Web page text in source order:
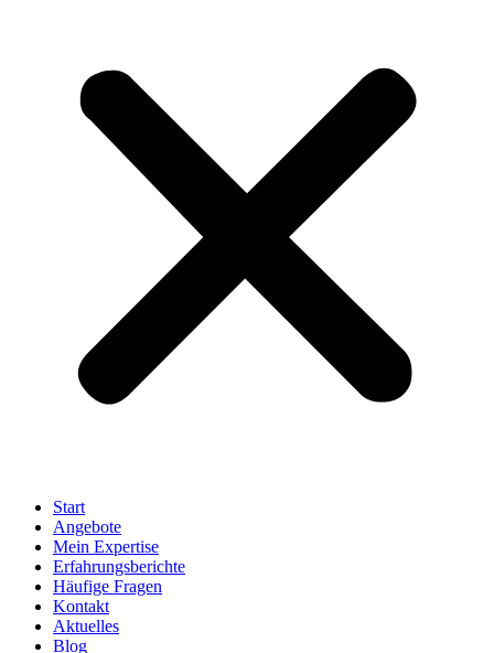
Start
Angebote
Mein Expertise
Erfahrungsberichte
Häufige Fragen
Kontakt
Aktuelles
Blog